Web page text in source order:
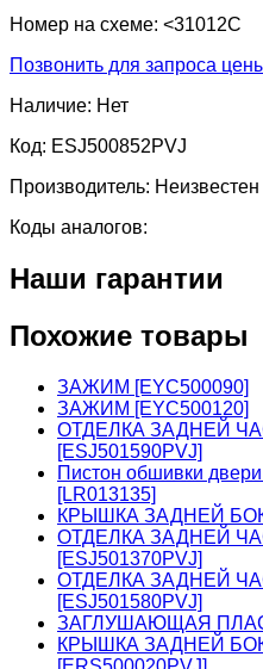
Номер на схеме: <31012C
Позвонить для запроса
Наличие: Нет
Код: ESJ500852PVJ
Производитель: Неизвестен
Коды аналогов:
Наши гарантии
Похожие товары
ЗАЖИМ [EYC500090]
ЗАЖИМ [EYC500120]
ОТДЕЛКА ЗАДНЕЙ
[ESJ501590PVJ]
Пистон обшивки
[LR013135]
КРЫШКА ЗАДНЕЙ
ОТДЕЛКА ЗАДНЕЙ
[ESJ501370PVJ]
ОТДЕЛКА ЗАДНЕЙ
[ESJ501580PVJ]
ЗАГЛУШАЮЩАЯ
КРЫШКА ЗАДНЕЙ